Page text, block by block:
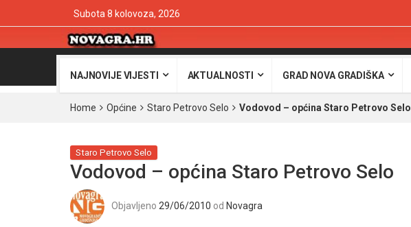
Subota 8 kolovoza, 2026
NAJNOVIJE VIJESTI AKTUALNOSTI GRAD NOVA GRADIŠKA
Home Općine Staro Petrovo Selo Vodovod – općina Staro Petrovo Selo
Staro Petrovo Selo
Vodovod – općina Staro Petrovo Selo
Objavljeno 29/06/2010 od Novagra